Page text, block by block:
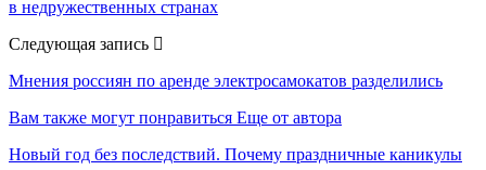
в недружественных странах
Следующая запись
Мнения россиян по аренде электросамокатов разделились
Вам также могут понравиться Еще от автора
Новый год без последствий. Почему праздничные каникулы